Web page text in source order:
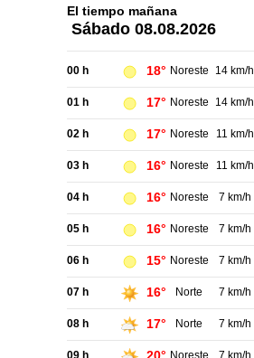
El tiempo mañana
Sábado 08.08.2026
00 h 18° Noreste 14 km/h
01 h 17° Noreste 14 km/h
02 h 17° Noreste 11 km/h
03 h 16° Noreste 11 km/h
04 h 16° Noreste 7 km/h
05 h 16° Noreste 7 km/h
06 h 15° Noreste 7 km/h
07 h 16° Norte 7 km/h
08 h 17° Norte 7 km/h